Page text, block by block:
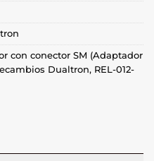
con conector SM (Adaptador
Dualtron, REL-012-